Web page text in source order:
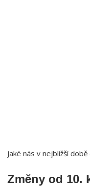
Jaké nás v nejbližší
Změny od 10.